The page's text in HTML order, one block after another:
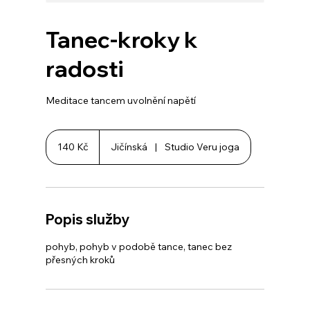
Tanec-kroky k
radosti
Meditace tancem uvolnění napětí
140
českých
korun140 Kč Jičínská | Studio Veru joga
Popis služby
pohyb, pohyb v podobě tance, tanec bez
přesných kroků